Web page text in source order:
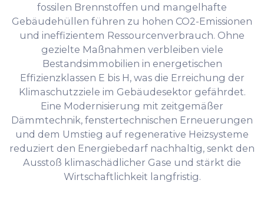
fossilen Brennstoffen und mangelhafte
Gebäudehüllen führen zu hohen CO2-Emissionen
und ineffizientem Ressourcenverbrauch. Ohne
gezielte Maßnahmen verbleiben viele
Bestandsimmobilien in energetischen
Effizienzklassen E bis H, was die Erreichung der
Klimaschutzziele im Gebäudesektor gefährdet.
Eine Modernisierung mit zeitgemäßer
Dämmtechnik, fenstertechnischen Erneuerungen
und dem Umstieg auf regenerative Heizsysteme
reduziert den Energiebedarf nachhaltig, senkt den
Ausstoß klimaschädlicher Gase und stärkt die
Wirtschaftlichkeit langfristig.